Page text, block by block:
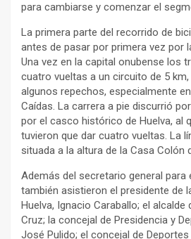
para cambiarse y comenzar el
La primera parte del recorrido de
antes de pasar por primera vez por
Una vez en la capital onubense los
cuatro vueltas a un circuito de 5
algunos repechos, especialmente
Caídas. La carrera a pie discurrió
por el casco histórico de Huelva, al
tuvieron que dar cuatro vueltas. La
situada a la altura de la Casa Colón
Además del secretario general para
también asistieron el presidente de
Huelva, Ignacio Caraballo; el alcalde
Cruz; la concejal de Presidencia y
José Pulido; el concejal de Deportes